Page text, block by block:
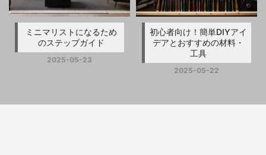
ミニマリストになるため
のステップガイド
2025-05-23
初心者向け！簡単DIYアイ
デアとおすすめの材料・
工具
2025-05-22